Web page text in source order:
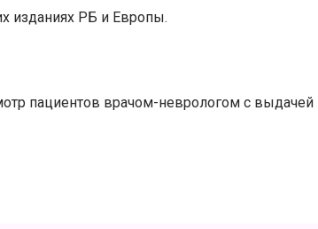
изданиях РБ и Европы.
пациентов врачом-неврологом с выдачей